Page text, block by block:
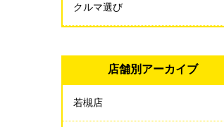
クルマ選び
店舗別アーカイブ
若槻店